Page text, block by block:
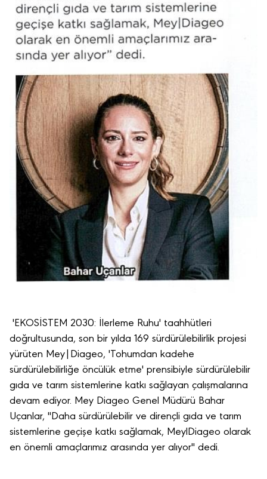
'EKOSİSTEM 2030: İlerleme Ruhu' taahhütleri
doğrultusunda, son bir yılda 169 sürdürülebilirlik projesi
yürüten Mey|Diageo, 'Tohumdan kadehe
sürdürülebilirliğe öncülük etme' prensibiyle sürdürülebilir
gıda ve tarım sistemlerine katkı sağlayan çalışmalarına
devam ediyor. Mey Diageo Genel Müdürü Bahar
Uçanlar, "Daha sürdürülebilir ve dirençli gıda ve tarım
sistemlerine geçişe katkı sağlamak, MeylDiageo olarak
en önemli amaçlarımız arasında yer alıyor" dedi.